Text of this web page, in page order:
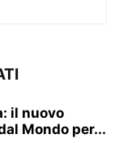
il nuovo
Mondo per...